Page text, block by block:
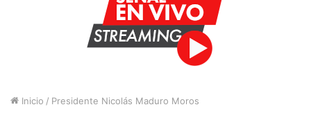
Inicio / Presidente Nicolás Maduro Moros